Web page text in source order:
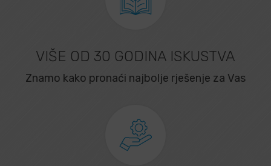
VIŠE OD 30 GODINA ISKUSTVA
Znamo kako pronaći najbolje rješenje za Vas